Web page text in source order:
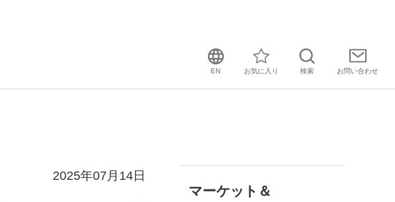
EN お気に入り 検索 お問い合わせ
2025年07月14日
マーケット＆